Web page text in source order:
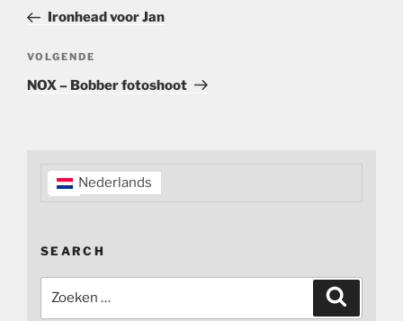
bericht
Ironhead voor Jan
Volgend
bericht
VOLGENDE
NOX – Bobber fotoshoot
Nederlands
SEARCH
naar: